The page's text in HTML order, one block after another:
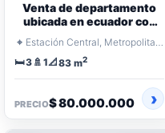
Venta de departamento
ubicada en ecuador con
santa Petronila
⌖ Estación Central, Metropolitana Santiago
🛏️3 🚿 1📐83 m2
PRECIO$ 80.000.000